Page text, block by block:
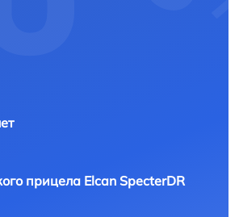
прицела Elcan SpecterDR